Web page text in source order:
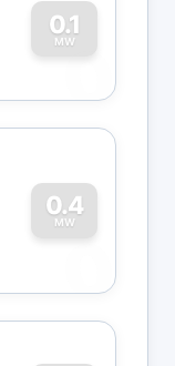
0.1
MW
0
0.4
MW
0